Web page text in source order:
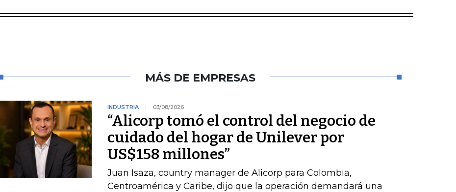
MÁS DE EMPRESAS
INDUSTRIA 03/08/2026
“Alicorp tomó el control del negocio de
cuidado del hogar de Unilever por
US$158 millones”
Juan Isaza, country manager de Alicorp para Colombia,
Centroamérica y Caribe, dijo que la operación demandará una